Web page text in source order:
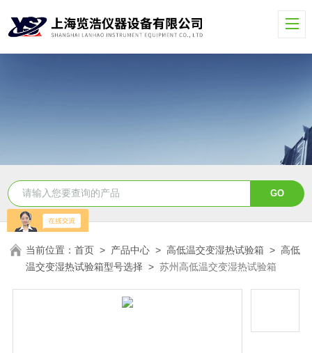
当前位置：首页 > 产品中心 >高低温交变湿热试验箱 >高低
温交变湿热试验箱型号选择 >苏州高低温交变湿热试验箱